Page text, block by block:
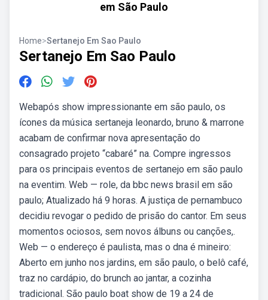
em São Paulo
Home>Sertanejo Em Sao Paulo
Sertanejo Em Sao Paulo
Webapós show impressionante em são paulo, os
ícones da música sertaneja leonardo, bruno & marrone
acabam de confirmar nova apresentação do
consagrado projeto “cabaré” na. Compre ingressos
para os principais eventos de sertanejo em são paulo
na eventim. Web — role, da bbc news brasil em são
paulo; Atualizado há 9 horas. A justiça de pernambuco
decidiu revogar o pedido de prisão do cantor. Em seus
momentos ociosos, sem novos álbuns ou canções,.
Web — o endereço é paulista, mas o dna é mineiro:
Aberto em junho nos jardins, em são paulo, o belô café,
traz no cardápio, do brunch ao jantar, a cozinha
tradicional. São paulo boat show de 19 a 24 de